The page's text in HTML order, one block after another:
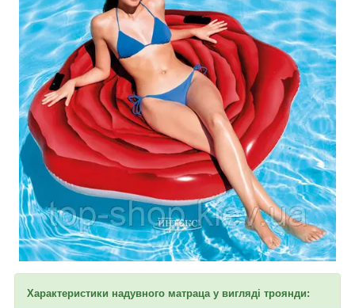
Характеристики надувного матраца у вигляді троянди: